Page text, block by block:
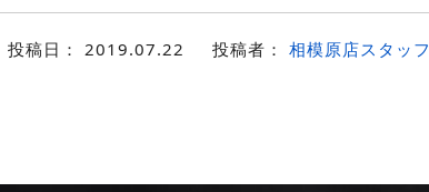
投稿日： 2019.07.22 投稿者： 相模原店スタッフ